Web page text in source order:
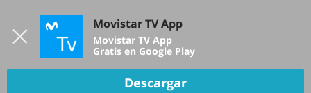
TV EN VIVO
Movistar TV App
Movistar TV App
Gratis en Google Play
Descargar